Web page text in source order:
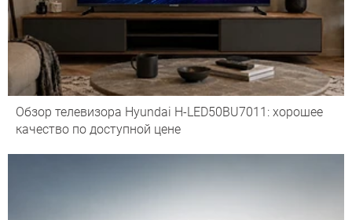
Обзор телевизора Hyundai H-LED50BU7011: хорошее
качество по доступной цене